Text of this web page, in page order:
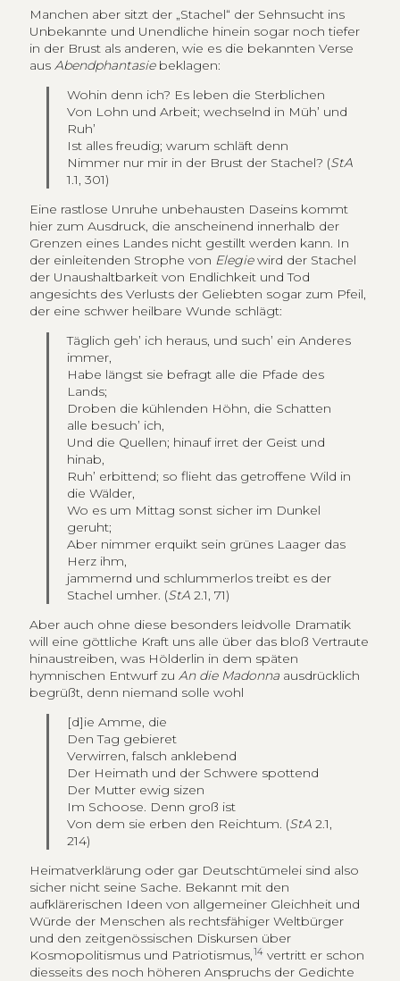
Manchen aber sitzt der „Stachel“ der Sehnsucht ins
Unbekannte und Unendliche hinein sogar noch tiefer
in der Brust als anderen, wie es die bekannten Verse
aus Abendphantasiebeklagen:
Wohin denn ich? Es leben die Sterblichen
Von Lohn und Arbeit; wechselnd in Müh’ und
Ruh’
Ist alles freudig; warum schläft denn
Nimmer nur mir in der Brust der Stachel? (StA
1.1, 301)
Eine rastlose Unruhe unbehausten Daseins kommt
hier zum Ausdruck, die anscheinend innerhalb der
Grenzen eines Landes nicht gestillt werden kann. In
der einleitenden Strophe von Elegiewird der Stachel
der Unaushaltbarkeit von Endlichkeit und Tod
angesichts des Verlusts der Geliebten sogar zum Pfeil,
der eine schwer heilbare Wunde schlägt:
Täglich geh’ ich heraus, und such’ ein Anderes
immer,
Habe längst sie befragt alle die Pfade des
Lands;
Droben die kühlenden Höhn, die Schatten
alle besuch’ ich,
Und die Quellen; hinauf irret der Geist und
hinab,
Ruh’ erbittend; so flieht das getroffene Wild in
die Wälder,
Wo es um Mittag sonst sicher im Dunkel
geruht;
Aber nimmer erquikt sein grünes Laager das
Herz ihm,
jammernd und schlummerlos treibt es der
Stachel umher. (StA 2.1, 71)
Aber auch ohne diese besonders leidvolle Dramatik
will eine göttliche Kraft uns alle über das bloß Vertraute
hinaustreiben, was Hölderlin in dem späten
hymnischen Entwurf zu An die Madonnaausdrücklich
begrüßt, denn niemand solle wohl
[d]ie Amme, die
Den Tag gebieret
Verwirren, falsch anklebend
Der Heimath und der Schwere spottend
Der Mutter ewig sizen
Im Schoose. Denn groß ist
Von dem sie erben den Reichtum. (StA 2.1,
214)
Heimatverklärung oder gar Deutschtümelei sind also
sicher nicht seine Sache. Bekannt mit den
aufklärerischen Ideen von allgemeiner Gleichheit und
Würde der Menschen als rechtsfähiger Weltbürger
und den zeitgenössischen Diskursen über
Kosmopolitismus und Patriotismus,14vertritt er schon
diesseits des noch höheren Anspruchs der Gedichte